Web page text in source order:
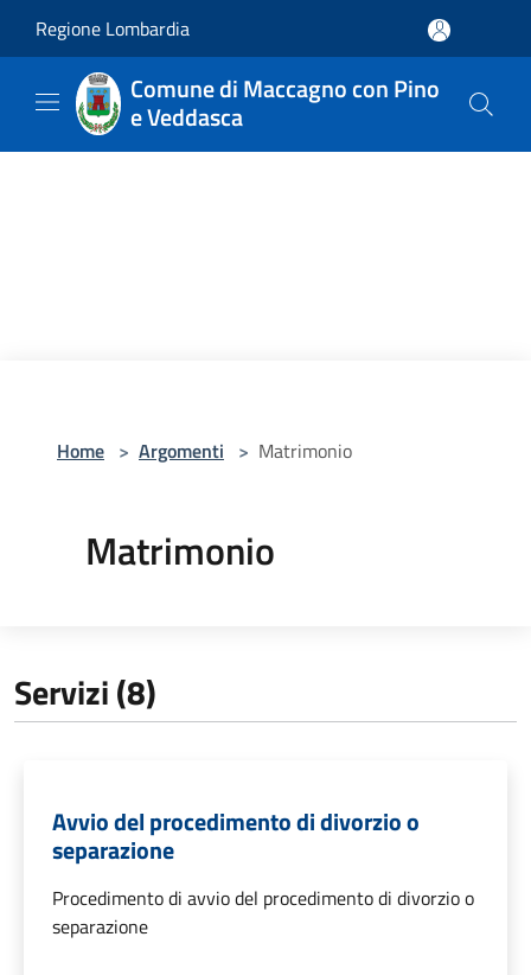
Regione Lombardia
Comune di Maccagno con Pino
e Veddasca
Home > Argomenti > Matrimonio
Matrimonio
Servizi (8)
Avvio del procedimento di divorzio o
separazione
Procedimento di avvio del procedimento di divorzio o
separazione